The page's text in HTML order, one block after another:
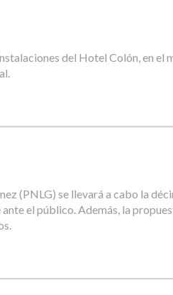
del Hotel Colón, en el
(PNLG) se llevará a cabo la
el público. Además, la